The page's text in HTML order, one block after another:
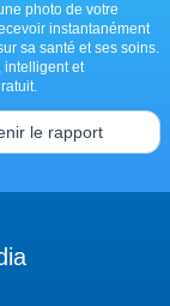
photo de votre
instantanément
sa santé et ses soins.
intelligent et
le rapport